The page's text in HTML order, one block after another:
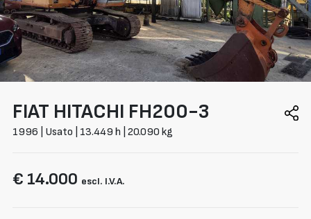
FIAT HITACHI FH200-3
1996 | Usato | 13.449 h | 20.090 kg
€ 14.000 escl. I.V.A.